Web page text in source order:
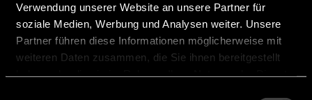
Verwendung unserer Website an unsere Partner für
soziale Medien, Werbung und Analysen weiter. Unsere
Partner führen diese Informationen möglicherweise mit
weiteren Daten zusammen, die Sie ihnen bereitgestellt